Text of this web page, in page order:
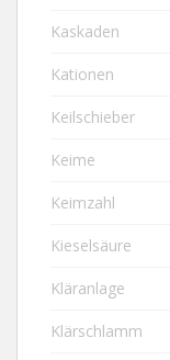
Kaskaden
Kationen
Keilschieber
Keime
Keimzahl
Kieselsäure
Kläranlage
Klärschlamm